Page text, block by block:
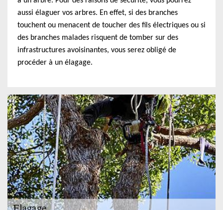
aussi élaguer vos arbres. En effet, si des branches
touchent ou menacent de toucher des fils électriques ou si
des branches malades risquent de tomber sur des
infrastructures avoisinantes, vous serez obligé de
procéder à un élagage.